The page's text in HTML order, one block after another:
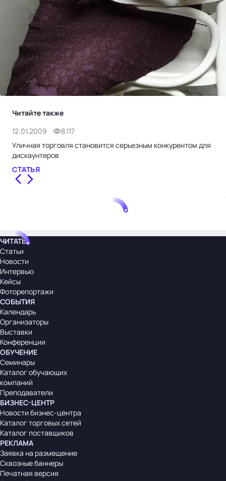
Читайте также
12.01.2009
8,117
Уличная торговля становится серьезным конкурентом для
дискаунтеров
СТАТЬЯ
ЧИТАТЬ
Статьи
Новости
Интервью
Кейсы
Фоторепортажи
СОБЫТИЯ
Календарь
Организаторы
Выставки
Конференции
ОБУЧЕНИЕ
Семинары
Каталог обучающих
компаний
Преподаватели
БИЗНЕС-ЦЕНТР
Новости бизнес-центра
Каталог торговых сетей
Каталог поставщиков
РЕКЛАМА
Заявка на размещение
Сквозные баннеры
Печатная версия